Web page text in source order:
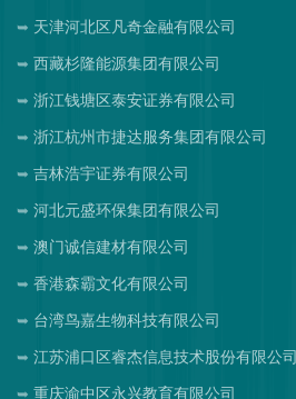
天津河北区凡奇金融有限公司
西藏杉隆能源集团有限公司
浙江钱塘区泰安证券有限公司
浙江杭州市捷达服务集团有限公司
吉林浩宇证券有限公司
河北元盛环保集团有限公司
澳门诚信建材有限公司
香港森霸文化有限公司
台湾鸟嘉生物科技有限公司
江苏浦口区睿杰信息技术股份有限公司
重庆渝中区永兴教育有限公司